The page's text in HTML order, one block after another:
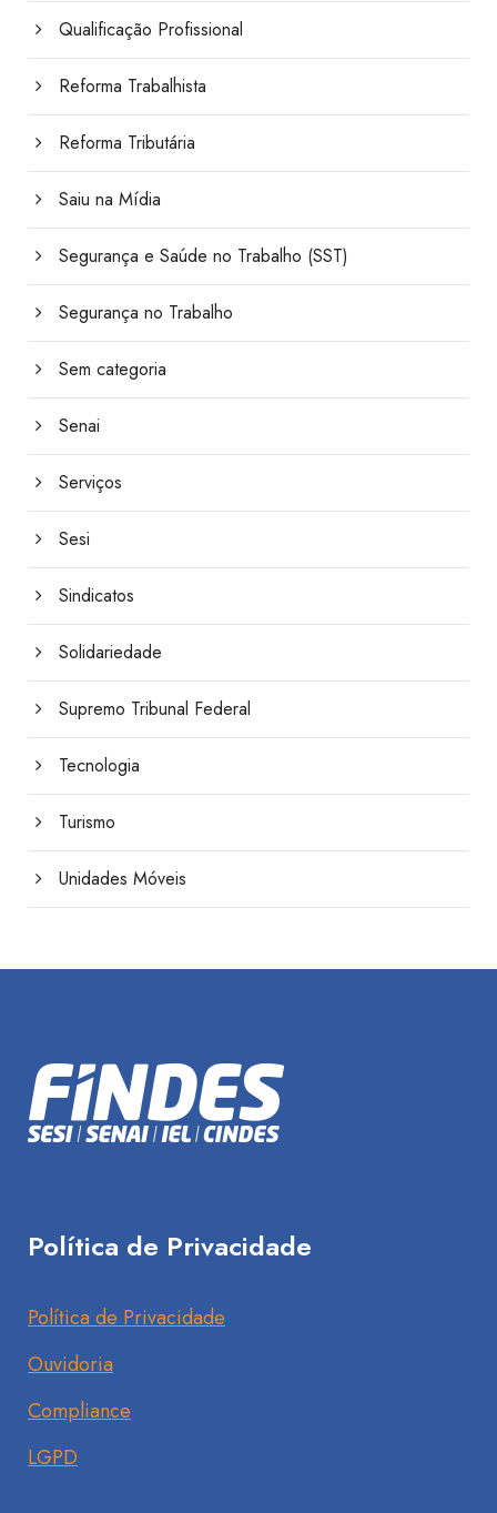
Qualificação Profissional
Reforma Trabalhista
Reforma Tributária
Saiu na Mídia
Segurança e Saúde no Trabalho (SST)
Segurança no Trabalho
Sem categoria
Senai
Serviços
Sesi
Sindicatos
Solidariedade
Supremo Tribunal Federal
Tecnologia
Turismo
Unidades Móveis
Política de Privacidade
Política de Privacidade
Ouvidoria
Compliance
LGPD